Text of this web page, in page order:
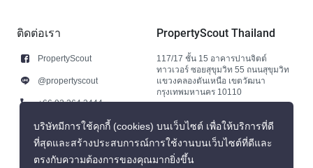
ติดต่อเรา
PropertyScout
@propertyscout
+66 92 264 3444
+66 92 264 3444
contact@propertyscout.co.th
PropertyScout Thailand
117/17 ชั้น 15 อาคารปานจิตต์
ทาวเวอร์ ซอยสุขุมวิท 55 ถนนสุขุมวิท
แขวงคลองตันเหนือ เขตวัฒนา
กรุงเทพมหานคร 10110
บริษัทมีการใช้คุกกี้ (cookies) บนเว็บไซต์ เพื่อให้บริการที่ดี
ที่สุดและสร้างประสบการณ์การใช้งานบนเว็บไซต์ที่ดีและ
ตรงกับความต้องการของคุณมากยิ่งขึ้น